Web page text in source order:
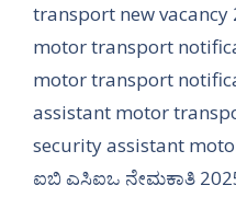
transport new vacancy
motor transport
motor transport
assistant motor
security assistant
ಐಬಿ ಎಸಿಐಒ ನೇಮಕಾತಿ